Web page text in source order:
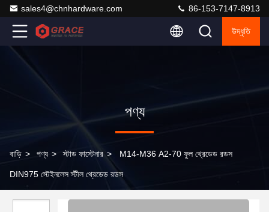
sales4@chnhardware.com 86-153-7147-8913
উদ্ধৃতি
পণ্য
বাড়ি > পণ্য > স্টাড ফাস্টেনার > M14-M36 A2-70 ফুল থ্রেডেড রডস
DIN975 স্টেইনলেস স্টীল থ্রেডেড রডস